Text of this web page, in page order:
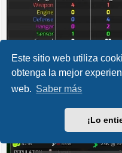
Este sitio web utiliza
obtenga la mejor
web. Saber más
¡Lo